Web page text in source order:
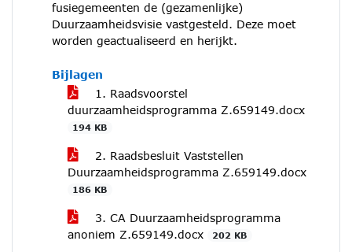
fusiegemeenten de (gezamenlijke)
Duurzaamheidsvisie vastgesteld. Deze moet
worden geactualiseerd en herijkt.
Bijlagen
1. Raadsvoorstel
duurzaamheidsprogramma Z.659149.docx
194 KB
2. Raadsbesluit Vaststellen
Duurzaamheidsprogramma Z.659149.docx
186 KB
3. CA Duurzaamheidsprogramma
anoniem Z.659149.docx
202 KB